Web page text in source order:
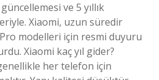
ve 5 yıllık
Xiaomi, uzun süredir
Pro modelleri için resmi duyuru
Xiaomi kaç yıl gider?
her telefon için